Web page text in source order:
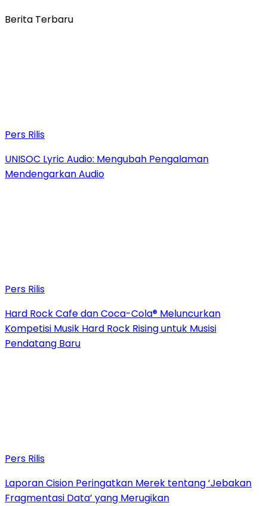
Berita Terbaru
Pers Rilis
UNISOC Lyric Audio: Mengubah Pengalaman
Mendengarkan Audio
Pers Rilis
Hard Rock Cafe dan Coca-Cola® Meluncurkan
Kompetisi Musik Hard Rock Rising untuk Musisi
Pendatang Baru
Pers Rilis
Laporan Cision Peringatkan Merek tentang ‘Jebakan
Fragmentasi Data’ yang Merugikan